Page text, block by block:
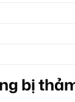
bị